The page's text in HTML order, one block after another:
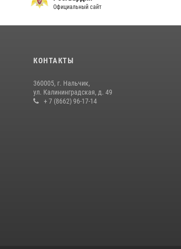
Официальный сайт
КОНТАКТЫ
360005, г. Нальчик,
ул. Калининградская, д. 49
+ 7 (8662) 96-17-14